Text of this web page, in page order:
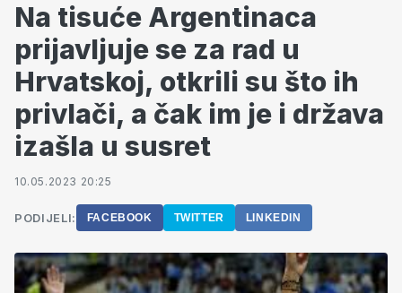
Na tisuće Argentinaca
prijavljuje se za rad u
Hrvatskoj, otkrili su što ih
privlači, a čak im je i država
izašla u susret
10.05.2023 20:25
PODIJELI: FACEBOOK TWITTER LINKEDIN